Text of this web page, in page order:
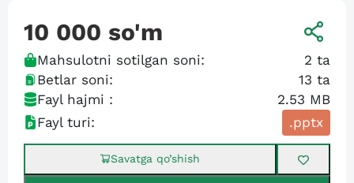
10 000 so'm
Mahsulotni sotilgan soni: 2 ta
Betlar soni:
13 ta
Fayl hajmi :
2.53 MB
Fayl turi:
.pptx
Savatga qo’shish